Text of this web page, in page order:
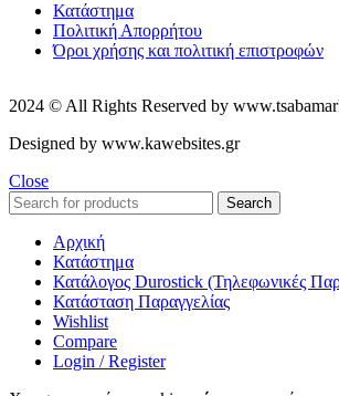
Κατάστημα
Πολιτική Απορρήτου
Όροι χρήσης και πολιτική επιστροφών
2024 © All Rights Reserved by
Designed by www.kawebsites.gr
Close
Search
Αρχική
Κατάστημα
Κατάλογος Durostick (Τηλεφωνικές
Κατάσταση Παραγγελίας
Wishlist
Compare
Login / Register